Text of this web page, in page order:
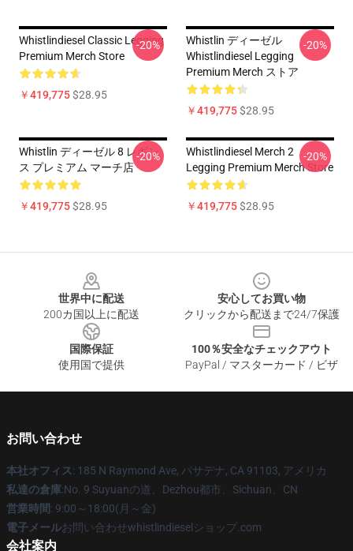
Whistlindiesel Classic Legging
Premium Merch Store
￥419,775$28.95
-20%
Whistlin ディーゼル
Whistlindiesel Legging
Premium Merch ストア
￥419,775$28.95
-20%
Whistlin ディーゼル 8 レギン
ス プレミアム マーチ店
￥419,775$28.95
-20%
Whistlindiesel Merch 2
Legging Premium Merch Store
￥419,775$28.95
-20%
世界中に配送
200カ国以上に配送
安心してお買い物
クリックから配送まで24/7保護
国際保証
使用国で提供
100％安全なチェックアウト
PayPal / マスターカード / ビザ
お問い合わせ
本社オフィス: 185 N Raymond Ave, パサデナ, CA 91103, アメリカ
私達の倉庫:No. 9 Suyuanの道、Dezhou都市、Sichuan、CN
営業時間: 9:00～18:00(月～金)
電子メールお問い合わせwhistlindieselショップ.com
会社案内